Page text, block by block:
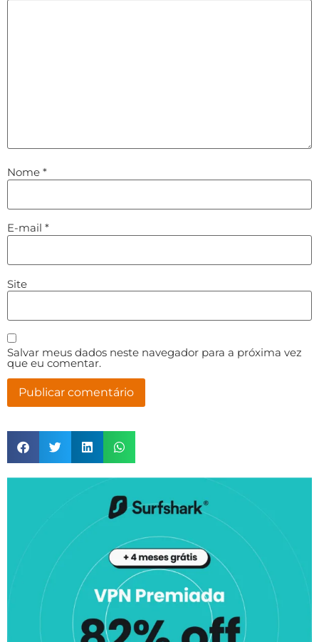
Nome *
E-mail *
Site
Salvar meus dados neste navegador para a próxima vez
que eu comentar.